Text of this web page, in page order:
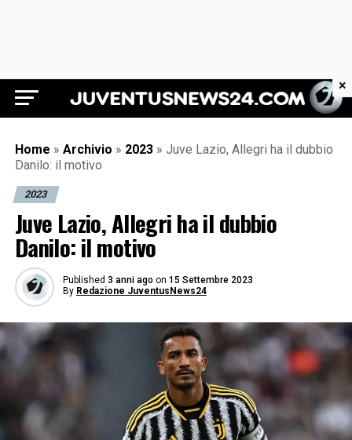
Juventus News 24
Home » Archivio » 2023 » Juve Lazio, Allegri ha il dubbio
Danilo: il motivo
2023
Juve Lazio, Allegri ha il dubbio
Danilo: il motivo
Published 3 anni ago on 15 Settembre 2023
By Redazione JuventusNews24
×